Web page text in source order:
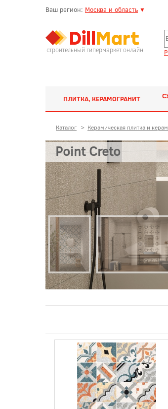
Ваш регион: Москва и область ▼
строительный гипермаркет онлайн
ПЛИТКА, КЕРАМОГРАНИТ
Каталог > Керамическая плитка и
Point Creto